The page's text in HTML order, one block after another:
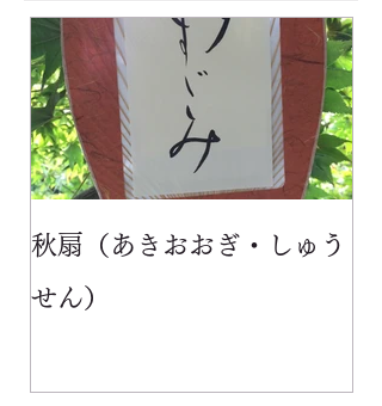
秋扇（あきおおぎ・しゅう
せん）